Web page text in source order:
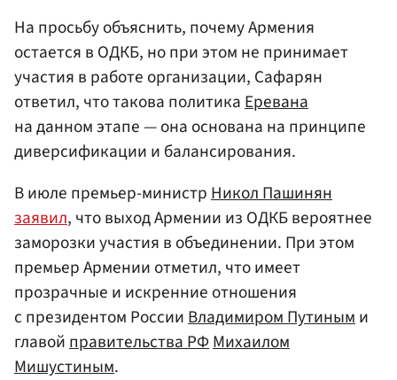
На просьбу объяснить, почему Армения
остается в ОДКБ, но при этом не принимает
участия в работе организации, Сафарян
ответил, что такова политика Еревана
на данном этапе — она основана на принципе
диверсификации и балансирования.
В июле премьер-министрНикол Пашинян
заявил, что выход Армении из ОДКБ вероятнее
заморозки участия в объединении. При этом
премьер Армении отметил, что имеет
прозрачные и искренние отношения
с президентом РоссииВладимиром Путиными
главойправительства РФМихаилом
Мишустиным.